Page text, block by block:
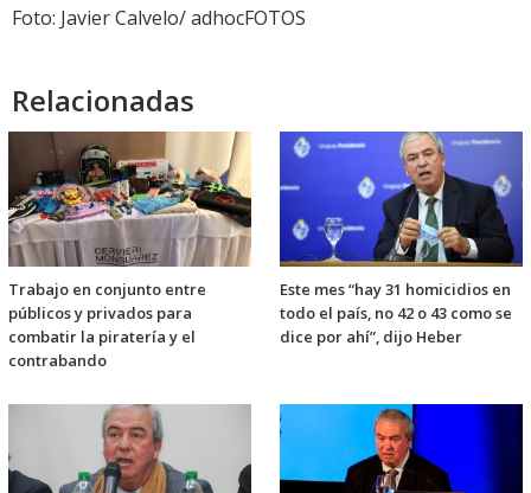
Foto: Javier Calvelo/ adhocFOTOS
Relacionadas
Trabajo en conjunto entre
públicos y privados para
combatir la piratería y el
contrabando
Este mes “hay 31 homicidios en
todo el país, no 42 o 43 como se
dice por ahí”, dijo Heber